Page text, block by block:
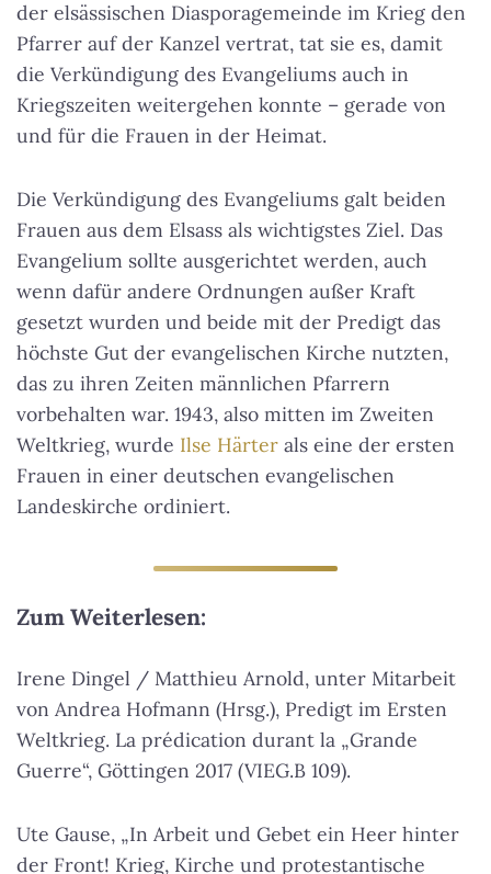
der elsässischen Diasporagemeinde im Krieg den
Pfarrer auf der Kanzel vertrat, tat sie es, damit
die Verkündigung des Evangeliums auch in
Kriegszeiten weitergehen konnte – gerade von
und für die Frauen in der Heimat.
Die Verkündigung des Evangeliums galt beiden
Frauen aus dem Elsass als wichtigstes Ziel. Das
Evangelium sollte ausgerichtet werden, auch
wenn dafür andere Ordnungen außer Kraft
gesetzt wurden und beide mit der Predigt das
höchste Gut der evangelischen Kirche nutzten,
das zu ihren Zeiten männlichen Pfarrern
vorbehalten war. 1943, also mitten im Zweiten
Weltkrieg, wurde Ilse Härter als eine der ersten
Frauen in einer deutschen evangelischen
Landeskirche ordiniert.
Zum Weiterlesen:
Irene Dingel / Matthieu Arnold, unter Mitarbeit
von Andrea Hofmann (Hrsg.), Predigt im Ersten
Weltkrieg. La prédication durant la „Grande
Guerre“, Göttingen 2017 (VIEG.B 109).
Ute Gause, „In Arbeit und Gebet ein Heer hinter
der Front! Krieg, Kirche und protestantische